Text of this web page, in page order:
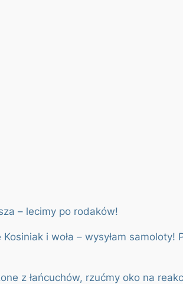
– lecimy po rodaków!
i woła – wysyłam samoloty!
z łańcuchów, rzućmy oko na